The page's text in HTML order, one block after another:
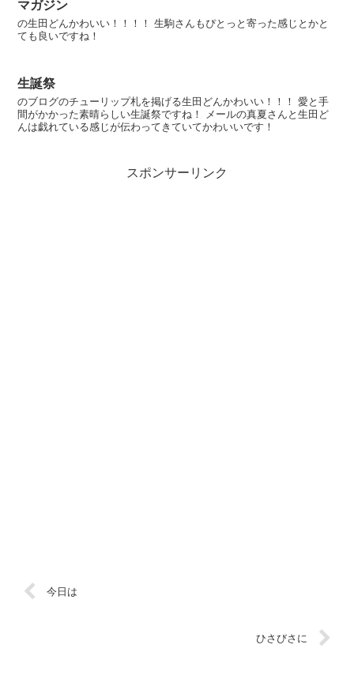
マガジン
の生田どんかわいい！！！！ 生駒さんもぴとっと寄った感じとかと
ても良いですね！
生誕祭
のブログのチューリップ札を掲げる生田どんかわいい！！！ 愛と手
間がかかった素晴らしい生誕祭ですね！ メールの真夏さんと生田ど
んは戯れている感じが伝わってきていてかわいいです！
スポンサーリンク
今日は
ひさびさに